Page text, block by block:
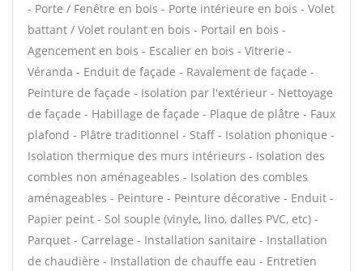
- Porte / Fenêtre en bois - Porte intérieure en bois - Volet
battant / Volet roulant en bois - Portail en bois -
Agencement en bois - Escalier en bois - Vitrerie -
Véranda - Enduit de façade - Ravalement de façade -
Peinture de façade - Isolation par l'extérieur - Nettoyage
de façade - Habillage de façade - Plaque de plâtre - Faux
plafond - Plâtre traditionnel - Staff - Isolation phonique -
Isolation thermique des murs intérieurs - Isolation des
combles non aménageables - Isolation des combles
aménageables - Peinture - Peinture décorative - Enduit -
Papier peint - Sol souple (vinyle, lino, dalles PVC, etc) -
Parquet - Carrelage - Installation sanitaire - Installation
de chaudière - Installation de chauffe eau - Entretien